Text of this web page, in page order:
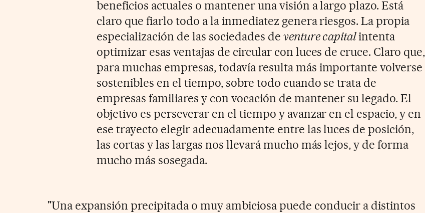
beneficios actuales o mantener una visión a largo plazo. Está
claro que fiarlo todo a la inmediatez genera riesgos. La propia
especialización de las sociedades de venture capitalintenta
optimizar esas ventajas de circular con luces de cruce. Claro que,
para muchas empresas, todavía resulta más importante volverse
sostenibles en el tiempo, sobre todo cuando se trata de
empresas familiares y con vocación de mantener su legado. El
objetivo es perseverar en el tiempo y avanzar en el espacio, y en
ese trayecto elegir adecuadamente entre las luces de posición,
las cortas y las largas nos llevará mucho más lejos, y de forma
mucho más sosegada.
"Una expansión precipitada o muy ambiciosa puede conducir a distintos